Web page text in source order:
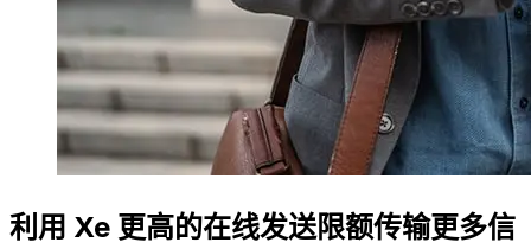
利用 Xe 更高的在线发送限额传输更多信